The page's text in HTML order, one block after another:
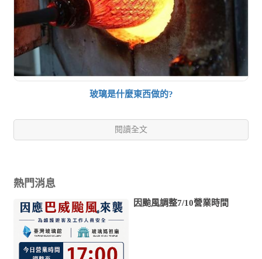
玻璃是什麼東西做的?
閱讀全文
熱門消息
因颱風調整7/10營業時間